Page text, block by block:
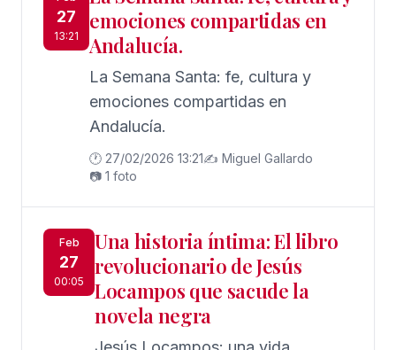
27
13:21
emociones compartidas en
Andalucía.
La Semana Santa: fe, cultura y
emociones compartidas en
Andalucía.
🕐 27/02/2026 13:21✍️ Miguel Gallardo
📷 1 foto
Feb
27
00:05
Una historia íntima: El libro
revolucionario de Jesús
Locampos que sacude la
novela negra